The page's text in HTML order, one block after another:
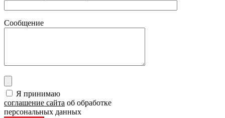
Сообщение
Я принимаю
соглашение сайта об обработке
персональных данных